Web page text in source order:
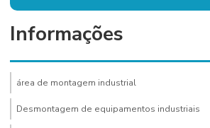
Informações
área de montagem industrial
Desmontagem de equipamentos industriais